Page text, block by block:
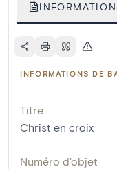
INFORMATIONS DE
Titre
Christ en croix
Numéro d'objet